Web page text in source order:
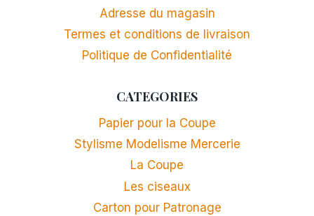
Adresse du magasin
Termes et conditions de livraison
Politique de Confidentialité
CATEGORIES
Papier pour la Coupe
Stylisme Modelisme Mercerie
La Coupe
Les ciseaux
Carton pour Patronage